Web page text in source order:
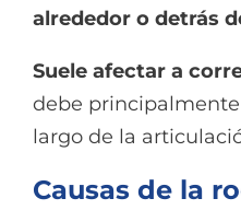
alrededor o detrás
Suele afectar a
debe
largo de la
Causas de la